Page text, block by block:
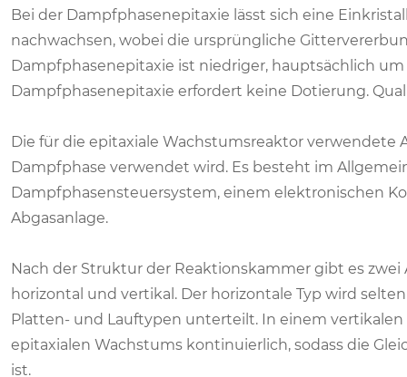
Bei der Dampfphasenepitaxie lässt sich eine
nachwachsen, wobei die ursprüngliche
Dampfphasenepitaxie ist niedriger, hauptsächlich
Dampfphasenepitaxie erfordert keine Dotierung.
Die für die epitaxiale Wachstumsreaktor verwendete
Dampfphase verwendet wird. Es besteht im
Dampfphasensteuersystem, einem elektronischen
Abgasanlage.
Nach der Struktur der Reaktionskammer gibt es
horizontal und vertikal. Der horizontale Typ wird
Platten- und Lauftypen unterteilt. In einem
epitaxialen Wachstums kontinuierlich, sodass die
ist.